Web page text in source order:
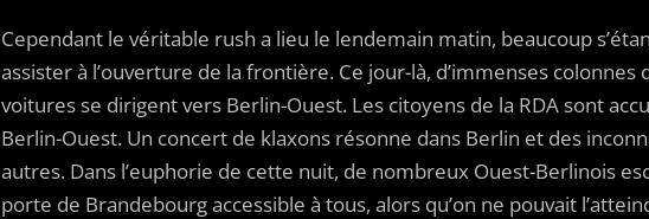
Cependant le véritable rush a lieu le lendemain matin, beaucoup
assister à l’ouverture de la frontière. Ce jour-là, d’immenses
voitures se dirigent vers Berlin-Ouest. Les citoyens de la RDA sont
Berlin-Ouest. Un concert de klaxons résonne dans Berlin et des
autres. Dans l’euphorie de cette nuit, de nombreux Ouest-Berlinois
porte de Brandebourg accessible à tous, alors qu’on ne pouvait